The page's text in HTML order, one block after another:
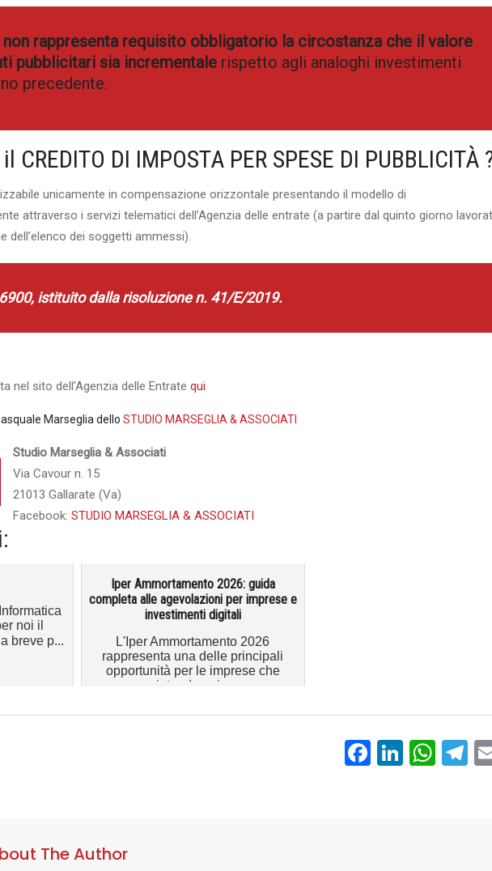
non rappresenta requisito obbligatorio la circostanza che il valore
pubblicitari sia incrementale rispetto agli analoghi investimenti
precedente.
DI IMPOSTA PER SPESE DI PUBBLICITÀ
unicamente in compensazione orizzontale presentando il modello di
attraverso i servizi telematici dell’Agenzia delle entrate (a partire dal quinto giorno
dell’elenco dei soggetti ammessi).
istituito dalla risoluzione n. 41/E/2019.
nel sito dell’Agenzia delle Entrate qui
Marseglia dello STUDIO MARSEGLIA & ASSOCIATI
Studio Marseglia & Associati
Via Cavour n. 15
21013 Gallarate (Va)
Facebook: STUDIO MARSEGLIA & ASSOCIATI
noi il
breve p...
Iper Ammortamento 2026: guida
completa alle agevolazioni per imprese e
investimenti digitali
L'Iper Ammortamento 2026
rappresenta una delle principali
opportunità per le imprese che
intendono i...
Facebook
The Author